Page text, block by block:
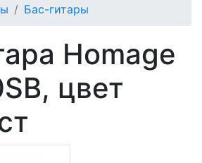
Бас-гитары
Homage
цвет